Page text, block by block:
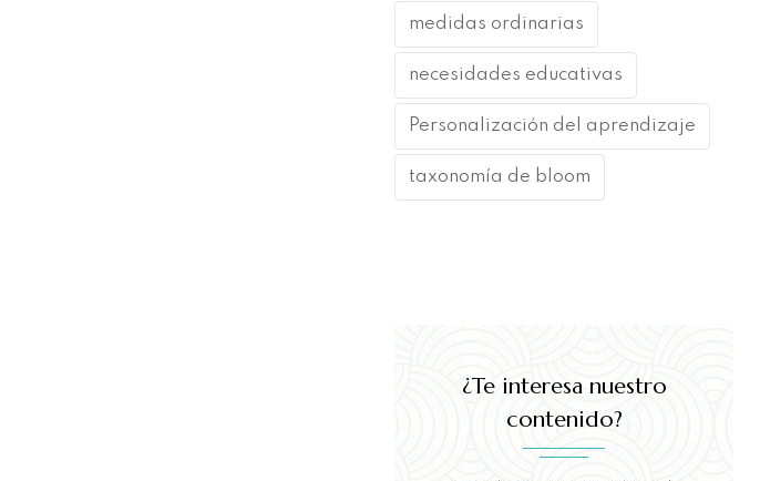
medidas ordinarias
necesidades educativas
Personalización del aprendizaje
taxonomía de bloom
¿Te interesa nuestro
contenido?